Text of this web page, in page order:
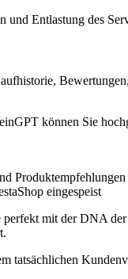
Entlastung des
können Sie
Produktempfehlungen
eingespeist
mit der DNA
tatsächlichen